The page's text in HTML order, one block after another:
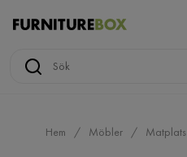
Hem Möbler Matplats